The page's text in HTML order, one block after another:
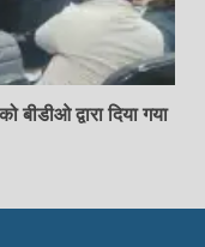
द्वारा दिया गया